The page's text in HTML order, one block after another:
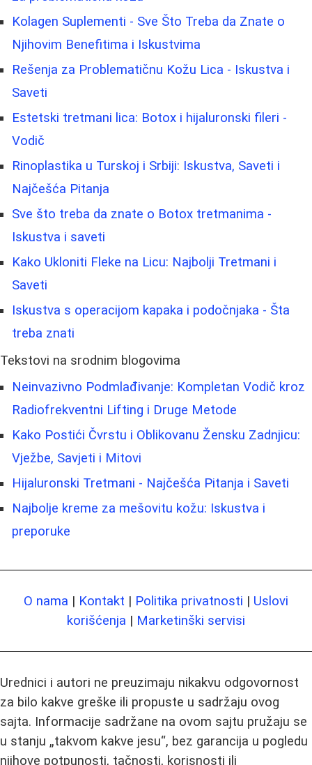
Kolagen Suplementi - Sve Što Treba da Znate o
Njihovim Benefitima i Iskustvima
Rešenja za Problematičnu Kožu Lica - Iskustva i
Saveti
Estetski tretmani lica: Botox i hijaluronski fileri -
Vodič
Rinoplastika u Turskoj i Srbiji: Iskustva, Saveti i
Najčešća Pitanja
Sve što treba da znate o Botox tretmanima -
Iskustva i saveti
Kako Ukloniti Fleke na Licu: Najbolji Tretmani i
Saveti
Iskustva s operacijom kapaka i podočnjaka - Šta
treba znati
Tekstovi na srodnim blogovima
Neinvazivno Podmlađivanje: Kompletan Vodič kroz
Radiofrekventni Lifting i Druge Metode
Kako Postići Čvrstu i Oblikovanu Žensku Zadnjicu:
Vježbe, Savjeti i Mitovi
Hijaluronski Tretmani - Najčešća Pitanja i Saveti
Najbolje kreme za mešovitu kožu: Iskustva i
preporuke
O nama | Kontakt | Politika privatnosti | Uslovi
korišćenja | Marketinški servisi
Urednici i autori ne preuzimaju nikakvu odgovornost
za bilo kakve greške ili propuste u sadržaju ovog
sajta. Informacije sadržane na ovom sajtu pružaju se
u stanju „takvom kakve jesu“, bez garancija u pogledu
njihove potpunosti, tačnosti, korisnosti ili